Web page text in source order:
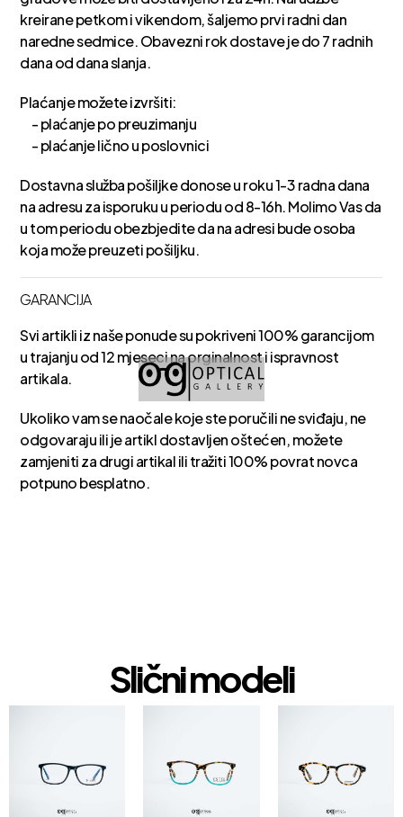
kreirane petkom i vikendom, šaljemo prvi radni dan
naredne sedmice. Obavezni rok dostave je do 7 radnih
dana od dana slanja.
Plaćanje možete izvršiti:
- plaćanje po preuzimanju
- plaćanje lično u poslovnici
Dostavna služba pošiljke donose u roku 1-3 radna dana
na adresu za isporuku u periodu od 8-16h. Molimo Vas da
u tom periodu obezbjedite da na adresi bude osoba
koja može preuzeti pošiljku.
GARANCIJA
Svi artikli iz naše ponude su pokriveni 100% garancijom
u trajanju od 12 mjeseci na orginalnost i ispravnost
artikala.
Ukoliko vam se naočale koje ste poručili ne sviđaju, ne
odgovaraju ili je artikl dostavljen oštećen, možete
zamjeniti za drugi artikal ili tražiti 100% povrat novca
potpuno besplatno.
Slični modeli
1+1 1+1